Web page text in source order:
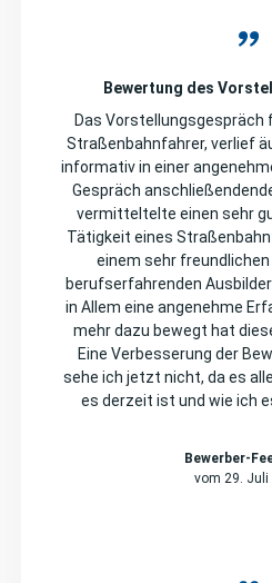
Bewertung des
Das Vorstellungsgespräch
Straßenbahnfahrer, verlief
informativ in einer
Gespräch
vermitteltelte einen sehr
Tätigkeit eines
einem sehr
berufserfahrenden
in Allem eine angenehme
mehr dazu bewegt hat
Eine Verbesserung der
sehe ich jetzt nicht, da es
es derzeit ist und wie ich
Bewerber-
vom 29. Juli